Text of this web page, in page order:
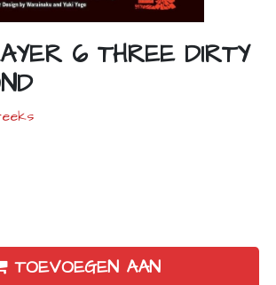
6 THREE DIRTY
TOEVOEGEN AAN